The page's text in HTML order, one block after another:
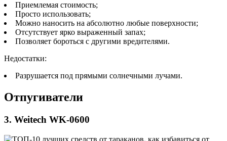
Приемлемая стоимость;
Просто использовать;
Можно наносить на абсолютно любые поверхности;
Отсутствует ярко выраженный запах;
Позволяет бороться с другими вредителями.
Недостатки:
Разрушается под прямыми солнечными лучами.
Отпугиватели
3. Weitech WK-0600